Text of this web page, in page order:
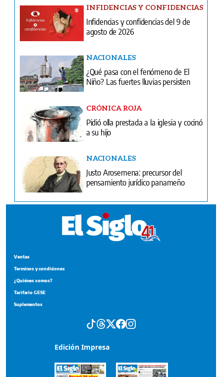
INFIDENCIAS Y CONFIDENCIAS
Infidencias y confidencias del 9 de
agosto de 2026
NACIONALES
¿Qué pasa con el fenómeno de El
Niño? Las fuertes lluvias persisten
CRÓNICA ROJA
Pidió olla prestada a la iglesia y cocinó
a su hijo
NACIONALES
Justo Arosemena: precursor del
pensamiento jurídico panameño
Ventas
Terminos y condiciones
¿Quiénes somos?
Tarifario GESE
Suplementos
Edición Impresa